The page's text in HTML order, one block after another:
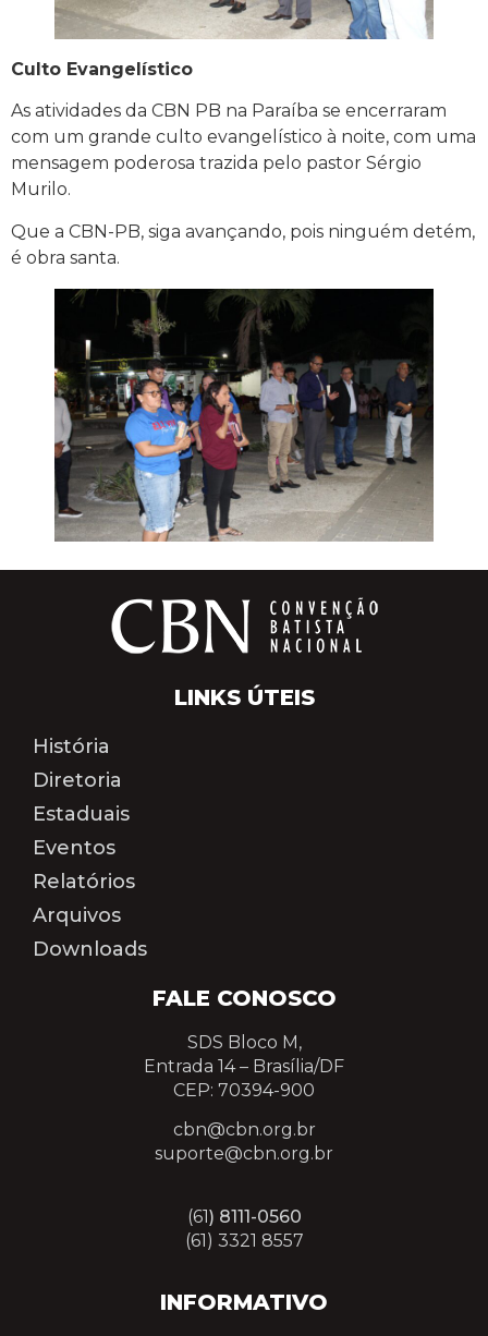
Culto Evangelístico
As atividades da CBN PB na Paraíba se encerraram
com um grande culto evangelístico à noite, com uma
mensagem poderosa trazida pelo pastor Sérgio
Murilo.
Que a CBN-PB, siga avançando, pois ninguém detém,
é obra santa.
INFORMATIVO
FALE CONOSCO
SDS Bloco M,
Entrada 14 – Brasília/DF
CEP: 70394-900
cbn@cbn.org.br
suporte@cbn.org.br
(61) 8111-0560
(61) 3321 8557
LINKS ÚTEIS
História
Diretoria
Estaduais
Eventos
Relatórios
Arquivos
Downloads